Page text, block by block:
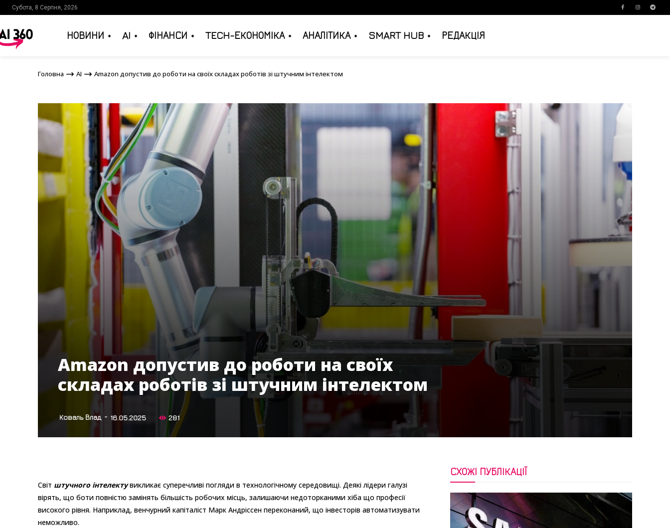
Субота, 8 Серпня, 2026
НОВИНИ AI ФІНАНСИ TECH-ЕКОНОМІКА АНАЛІТИКА SMART HUB РЕДАКЦІЯ
Головна AI Amazon допустив до роботи на своїх складах роботів зі штучним інтелектом
Головна AI Amazon допустив до роботи на своїх складах роботів зі штучним інтелектом
Amazon допустив до роботи на своїх
складах роботів зі штучним інтелектом
Коваль Влад - 16.05.2025 281
Світ штучного інтелектувикликає суперечливі погляди в технологічному середовищі. Деякі лідери галузі
вірять, що боти повністю замінять більшість робочих місць, залишаючи недоторканими хіба що професії
високого рівня. Наприклад, венчурний капіталіст Марк Андріссен переконаний, що інвесторів автоматизувати
неможливо.
СХОЖІ ПУБЛІКАЦІЇ